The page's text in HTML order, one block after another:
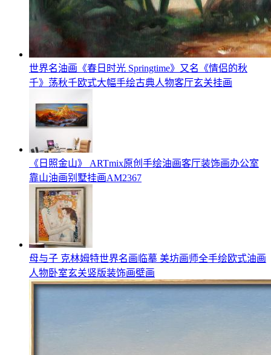
世界名油画《春日时光 Springtime》又名《情侣的秋
千》荡秋千欧式大幅手绘古典人物客厅玄关挂画
《日照金山》 ARTmix原创手绘油画客厅装饰画办公室
靠山油画别墅挂画AM2367
母与子 克林姆特世界名画临摹 美坊画师全手绘欧式油画
人物卧室玄关竖版装饰画壁画